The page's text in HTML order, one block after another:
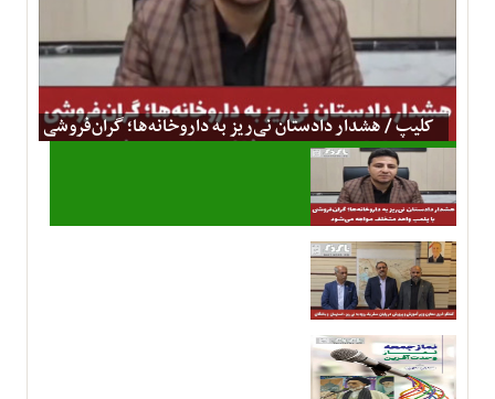
کلیپ / هشدار دادستان نی‌ریز به داروخانه‌ها؛ گران‌فروشی
با پلمب واحد متخلف مواجه می‌شود